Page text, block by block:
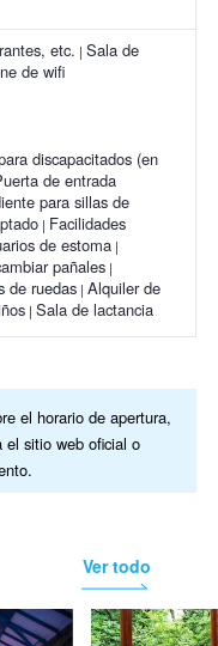
etc. Sala de
de wifi
discapacitados (en
de entrada
para sillas de
Facilidades
de estoma
pañales
de ruedas Alquiler de
Sala de lactancia
el horario de apertura,
el sitio web oficial o
Ver todo